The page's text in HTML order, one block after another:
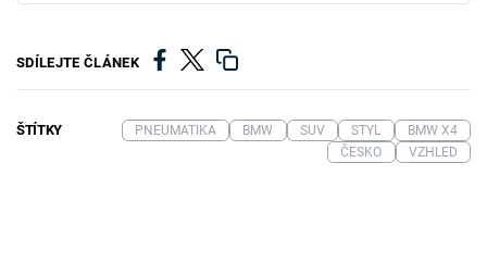
SDÍLEJTE ČLÁNEK
ŠTÍTKY PNEUMATIKA BMW SUV STYL
BMW X4
ČESKO
VZHLED